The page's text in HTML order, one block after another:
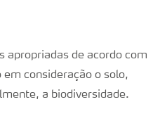
apropriadas de acordo com
consideração o solo,
a biodiversidade.